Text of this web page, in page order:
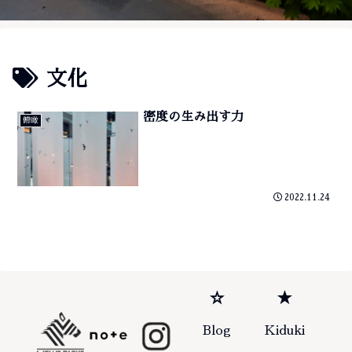
文化
俯瞰 密度の生み出す力
2022.11.24
☆
Blog
★
Kiduki